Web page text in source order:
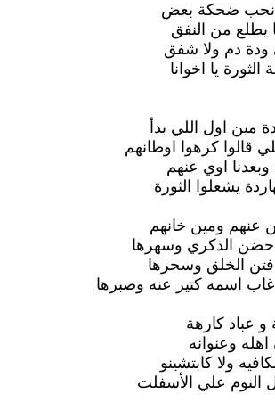
نحب ضحكة بعض
يطلع من النفق
دم ولا شفق
يا اخوانا
مين اول اللي بدأ
قالوا كرهوا اوطانهم
وبعدنا اوي عنهم
يشعلوا الثورة
عنهم ومين خانهم
حضن الذكري وسهرها
فتن الخلق وسحرها
غاب اسمه كتير عنه وصبرها
و عباد كارهة
وعنوانه
ولا كابتشينو
النوم علي الأسفلت